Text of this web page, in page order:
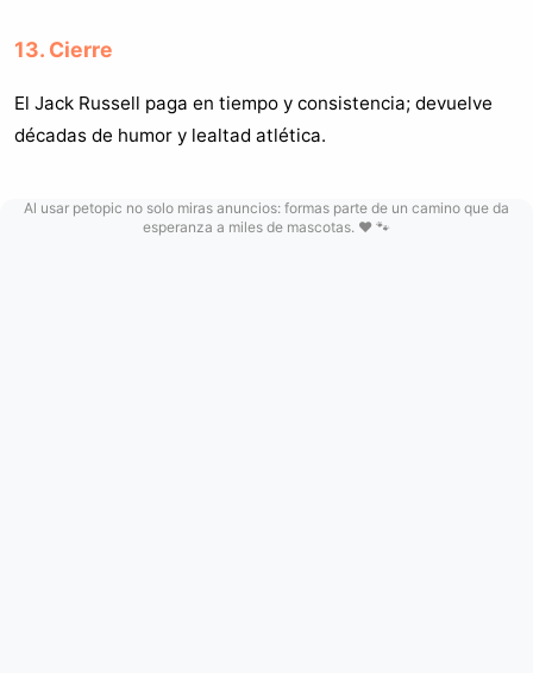
13. Cierre
El Jack Russell paga en tiempo y consistencia; devuelve
décadas de humor y lealtad atlética.
Al usar petopic no solo miras anuncios: formas parte de un camino que da
esperanza a miles de mascotas. ❤️ 🐾